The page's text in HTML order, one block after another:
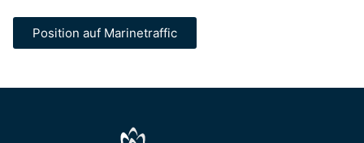
Position auf Marinetraffic